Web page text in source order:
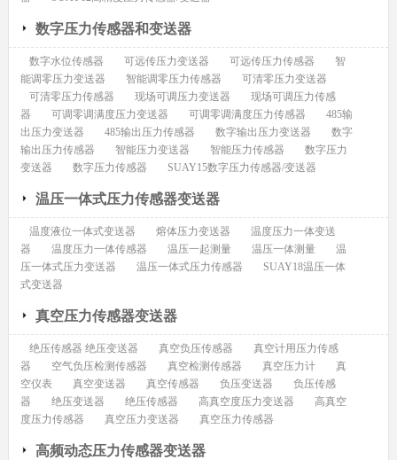
数字压力传感器和变送器
数字水位传感器 可远传压力变送器 可远传压力传感器
智
能调零压力变送器
智能调零压力传感器
可清零压力变送器
可清零压力传感器
现场可调压力变送器
现场可调压力传感
器
可调零调满度压力变送器 可调零调满度压力传感器
485输
出压力变送器
485输出压力传感器 数字输出压力变送器
数字
输出压力传感器
智能压力变送器 智能压力传感器
数字压力
变送器
数字压力传感器 SUAY15数字压力传感器/变送器
温压一体式压力传感器变送器
温度液位一体式变送器 熔体压力变送器
温度压力一体变送
器
温度压力一体传感器 温压一起测量 温压一体测量
温
压一体式压力变送器
温压一体式压力传感器
SUAY18温压一体
式变送器
真空压力传感器变送器
绝压传感器 绝压变送器 真空负压传感器
真空计用压力传感
器
空气负压检测传感器 真空检测传感器 真空压力计
真
空仪表
真空变送器 真空传感器 负压变送器
负压传感
器
绝压变送器 绝压传感器 高真空度压力变送器
高真空
度压力传感器
真空压力变送器 真空压力传感器
高频动态压力传感器变送器